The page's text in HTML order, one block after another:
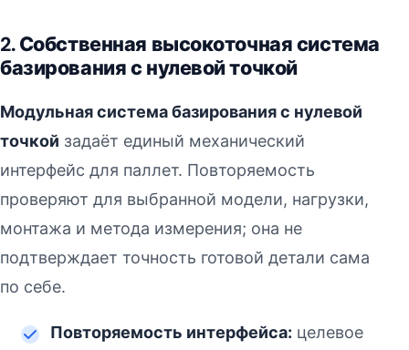
2. Собственная высокоточная система
базирования с нулевой точкой
Модульная система базирования с нулевой
точкой задаёт единый механический
интерфейс для паллет. Повторяемость
проверяют для выбранной модели, нагрузки,
монтажа и метода измерения; она не
подтверждает точность готовой детали сама
по себе.
Повторяемость интерфейса: целевое